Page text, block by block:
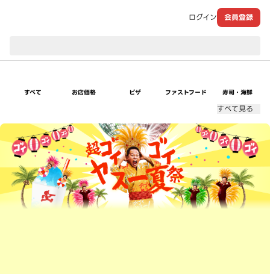
ログイン 会員登録
すべて お店価格 ピザ ファストフード 寿司・海鮮
すべて見る
超ゴイゴイヤスー夏祭